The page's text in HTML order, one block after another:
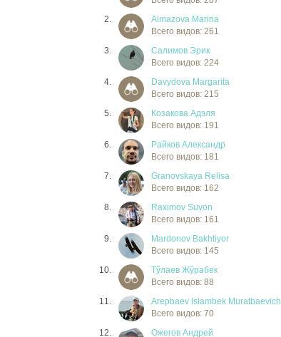
2.
Almazova Marina
Всего видов: 261
3.
Салимов Эрик
Всего видов: 224
4.
Davydova Margarita
Всего видов: 215
5.
Козакова Адэля
Всего видов: 191
6.
Райков Александр
Всего видов: 181
7.
Granovskaya Relisa
Всего видов: 162
8.
Raximov Suvon
Всего видов: 161
9.
Mardonov Bakhtiyor
Всего видов: 145
10.
Тўлаев Жўрабек
Всего видов: 88
11.
Arepbaev Islambek Muratbaevich
Всего видов: 70
12.
Ожегов Андрей